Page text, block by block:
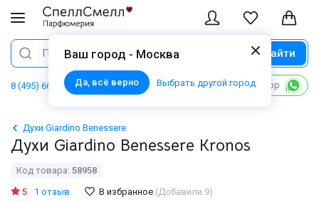
Ваш город - Москва
Да, всё верно Выбрать другой город
Поиск Найти
8 (495) 668 06 02 Написать в WhatsApp
Духи Giardino Benessere
Духи Giardino Benessere Kronos
Код товара: 58958
5
1 отзыв В избранное (Добавили 9)